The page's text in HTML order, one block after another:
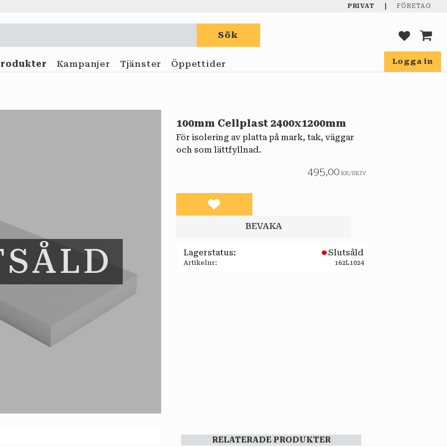
PRIVAT FÖRETAG
Logga in
Sök
Kampanjer Tjänster Öppettider
100mm Cellplast 2400x1200mm
För isolering av platta på mark, tak, väggar
och som lättfyllnad.
495,00 KR/SKIV
Lägg till i favoriter
BEVAKA
Lagerstatus Slutsåld
Artikelnr 162L1024
RELATERADE PRODUKTER